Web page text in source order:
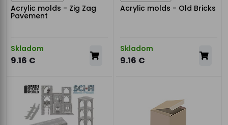
Acrylic molds - Zig Zag
Pavement
Skladom
9.16 €
Acrylic molds - Old Bricks
Skladom
9.16 €